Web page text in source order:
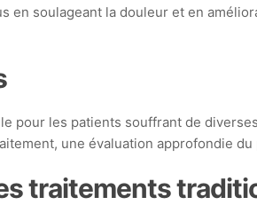
en soulageant la douleur et en
pour les patients souffrant de
une évaluation approfondie
traitements